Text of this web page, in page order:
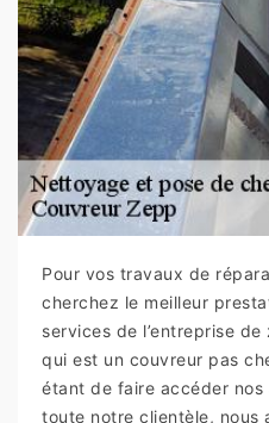
Pour vos travaux de
cherchez le meilleur
services de l’entreprise
qui est un couvreur pas
étant de faire accéder
toute notre clientèle, nous